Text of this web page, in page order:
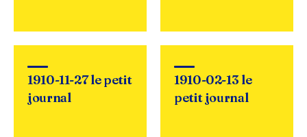
1910-11-27 le petit
journal
1910-02-13 le
petit journal